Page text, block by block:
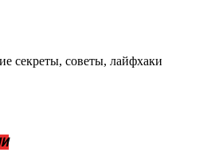
секреты, советы, лайфхаки